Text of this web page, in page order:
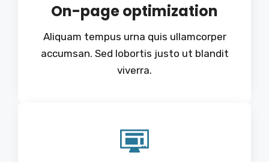
On-page optimization
Aliquam tempus urna quis ullamcorper
accumsan. Sed lobortis justo ut blandit
viverra.